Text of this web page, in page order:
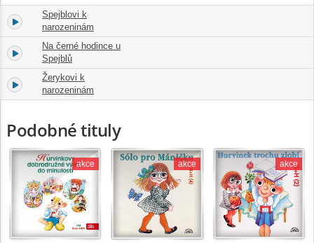
1.
Spejblovi k
narozeninám
2.
Na černé hodince u
Spejblů
3.
Žerykovi k
narozeninám
Podobné tituly
akce akce akce